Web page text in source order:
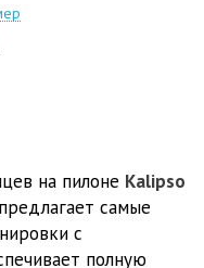
на пилоне Kalipso
самые
с
полную